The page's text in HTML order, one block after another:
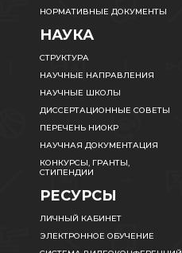
НОРМАТИВНЫЕ ДОКУМЕНТЫ
НАУКА
СТРУКТУРА
НАУЧНЫЕ НАПРАВЛЕНИЯ
НАУЧНЫЕ ШКОЛЫ
ДИССЕРТАЦИОННЫЕ СОВЕТЫ
ПЕРЕЧЕНЬ НИОКР
НАУЧНАЯ ДОКУМЕНТАЦИЯ
КОНКУРСЫ, ГРАНТЫ,
СТИПЕНДИИ
РЕСУРСЫ
ЛИЧНЫЙ КАБИНЕТ
ЭЛЕКТРОННОЕ ОБУЧЕНИЕ